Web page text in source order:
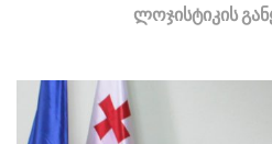
ლოჯისტიკის